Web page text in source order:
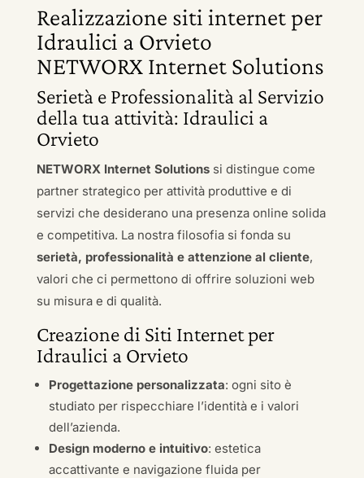
Realizzazione siti internet per
Idraulici a Orvieto
NETWORX Internet Solutions
Serietà e Professionalità al Servizio
della tua attività: Idraulici a
Orvieto
NETWORX Internet Solutionssi distingue come
partner strategico per attività produttive e di
servizi che desiderano una presenza online solida
e competitiva. La nostra filosofia si fonda su
serietà, professionalità e attenzione al cliente,
valori che ci permettono di offrire soluzioni web
su misura e di qualità.
Creazione di Siti Internet per
Idraulici a Orvieto
Progettazione personalizzata: ogni sito è
studiato per rispecchiare l’identità e i valori
dell’azienda.
Design moderno e intuitivo: estetica
accattivante e navigazione fluida per